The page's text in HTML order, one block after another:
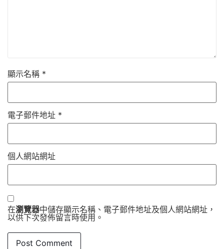
顯示名稱 *
電子郵件地址 *
個人網站網址
在瀏覽器中儲存顯示名稱、電子郵件地址及個人網站網址，
以供下次發佈留言時使用。